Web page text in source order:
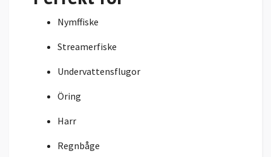
Nymffiske
Streamerfiske
Undervattensflugor
Öring
Harr
Regnbåge